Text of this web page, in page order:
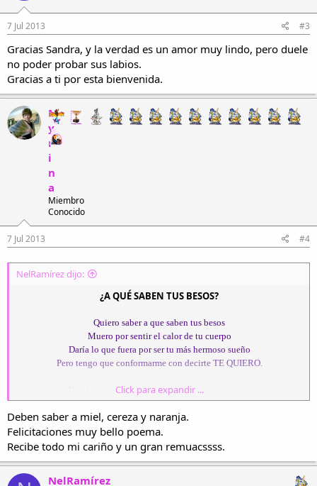
7 Jul 2013 #3
Gracias Sandra, y la verdad es un amor muy lindo, pero duele
no poder probar sus labios.
Gracias a ti por esta bienvenida.
M
y
r
i
n
a
Miembro
Conocido
7 Jul 2013 #4
NelRamírez dijo:
¿A QUÉ SABEN TUS BESOS?
Quiero saber a que saben tus besos
Muero por sentir el calor de tu cuerpo
Daría lo que fuera por ser tu más hermoso sueño
Pero tengo que conformarme con decirte TE QUIERO.
No sé cómo pude llegar a quererte sin conocerte
No entiendo cómo puedo extrañarte sin tenerte
Cada día te espero en nuestro mundo secreto
Para poder repetirte lo mucho que te quiero.
Click para expandir ...
Deben saber a miel, cereza y naranja.
Felicitaciones muy bello poema.
Recibe todo mi cariño y un gran remuacssss.
NelRamírez